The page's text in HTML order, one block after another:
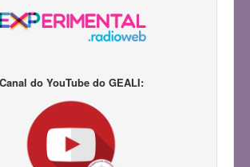
Canal do YouTube do GEALI: